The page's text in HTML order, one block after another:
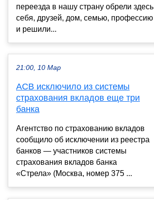
переезда в нашу страну обрели здесь
себя, друзей, дом, семью, профессию
и решили...
21:00, 10 Мар
АСВ исключило из системы
страхования вкладов еще три
банка
Агентство по страхованию вкладов
сообщило об исключении из реестра
банков — участников системы
страхования вкладов банка
«Стрела» (Москва, номер 375 ...